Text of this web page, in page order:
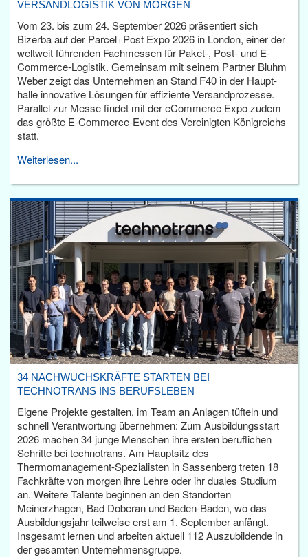
VERSANDLOGISTIK VON MORGEN
Vom 23. bis zum 24. September 2026 präsentiert sich
Bizerba auf der Parcel+Post Expo 2026 in London, einer der
weltweit führenden Fachmessen für Paket-, Post- und E-
Commerce-Logistik. Gemeinsam mit seinem Partner Bluhm
Weber zeigt das Unternehmen an Stand F40 in der Haupt­
halle innovative Lösungen für effiziente Versandprozesse.
Parallel zur Messe findet mit der eCommerce Expo zudem
das größte E-Commerce-Event des Vereinigten Königreichs
statt.
Weiterlesen...
34 NACHWUCHSKRÄFTE STARTEN BEI
TECHNOTRANS INS BERUFSLEBEN
Eigene Projekte gestalten, im Team an Anlagen tüfteln und
schnell Verantwortung übernehmen: Zum Ausbildungsstart
2026 machen 34 junge Menschen ihre ersten beruflichen
Schritte bei technotrans. Am Hauptsitz des
Thermomanagement-Spezialisten in Sassenberg treten 18
Fachkräfte von morgen ihre Lehre oder ihr duales Studium
an. Weitere Talente beginnen an den Standorten
Meinerzhagen, Bad Doberan und Baden-Baden, wo das
Ausbildungsjahr teilweise erst am 1. September anfängt.
Insgesamt lernen und arbeiten aktuell 112 Auszubildende in
der gesamten Unternehmensgruppe.